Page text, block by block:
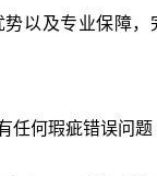
以及专业保障，
何瑕疵错误问题